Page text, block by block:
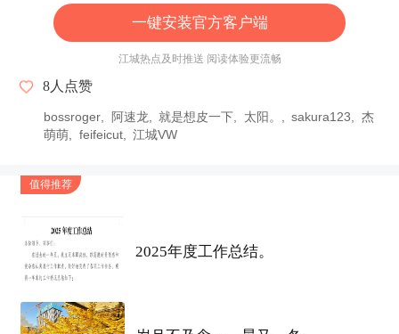
如果你要查看本帖隐藏内容请回复
本帖最后由 归无溺处 于2022-05-26 18:10 编辑
一键安装官方客户端
江城热点及时推送 阅读体验更流畅
8人点赞
bossroger 阿速龙 就是想皮一下 太阳。 sakura123
杰
萌萌
feifeicut 江城VW
值得推荐
2025年度工作总结。